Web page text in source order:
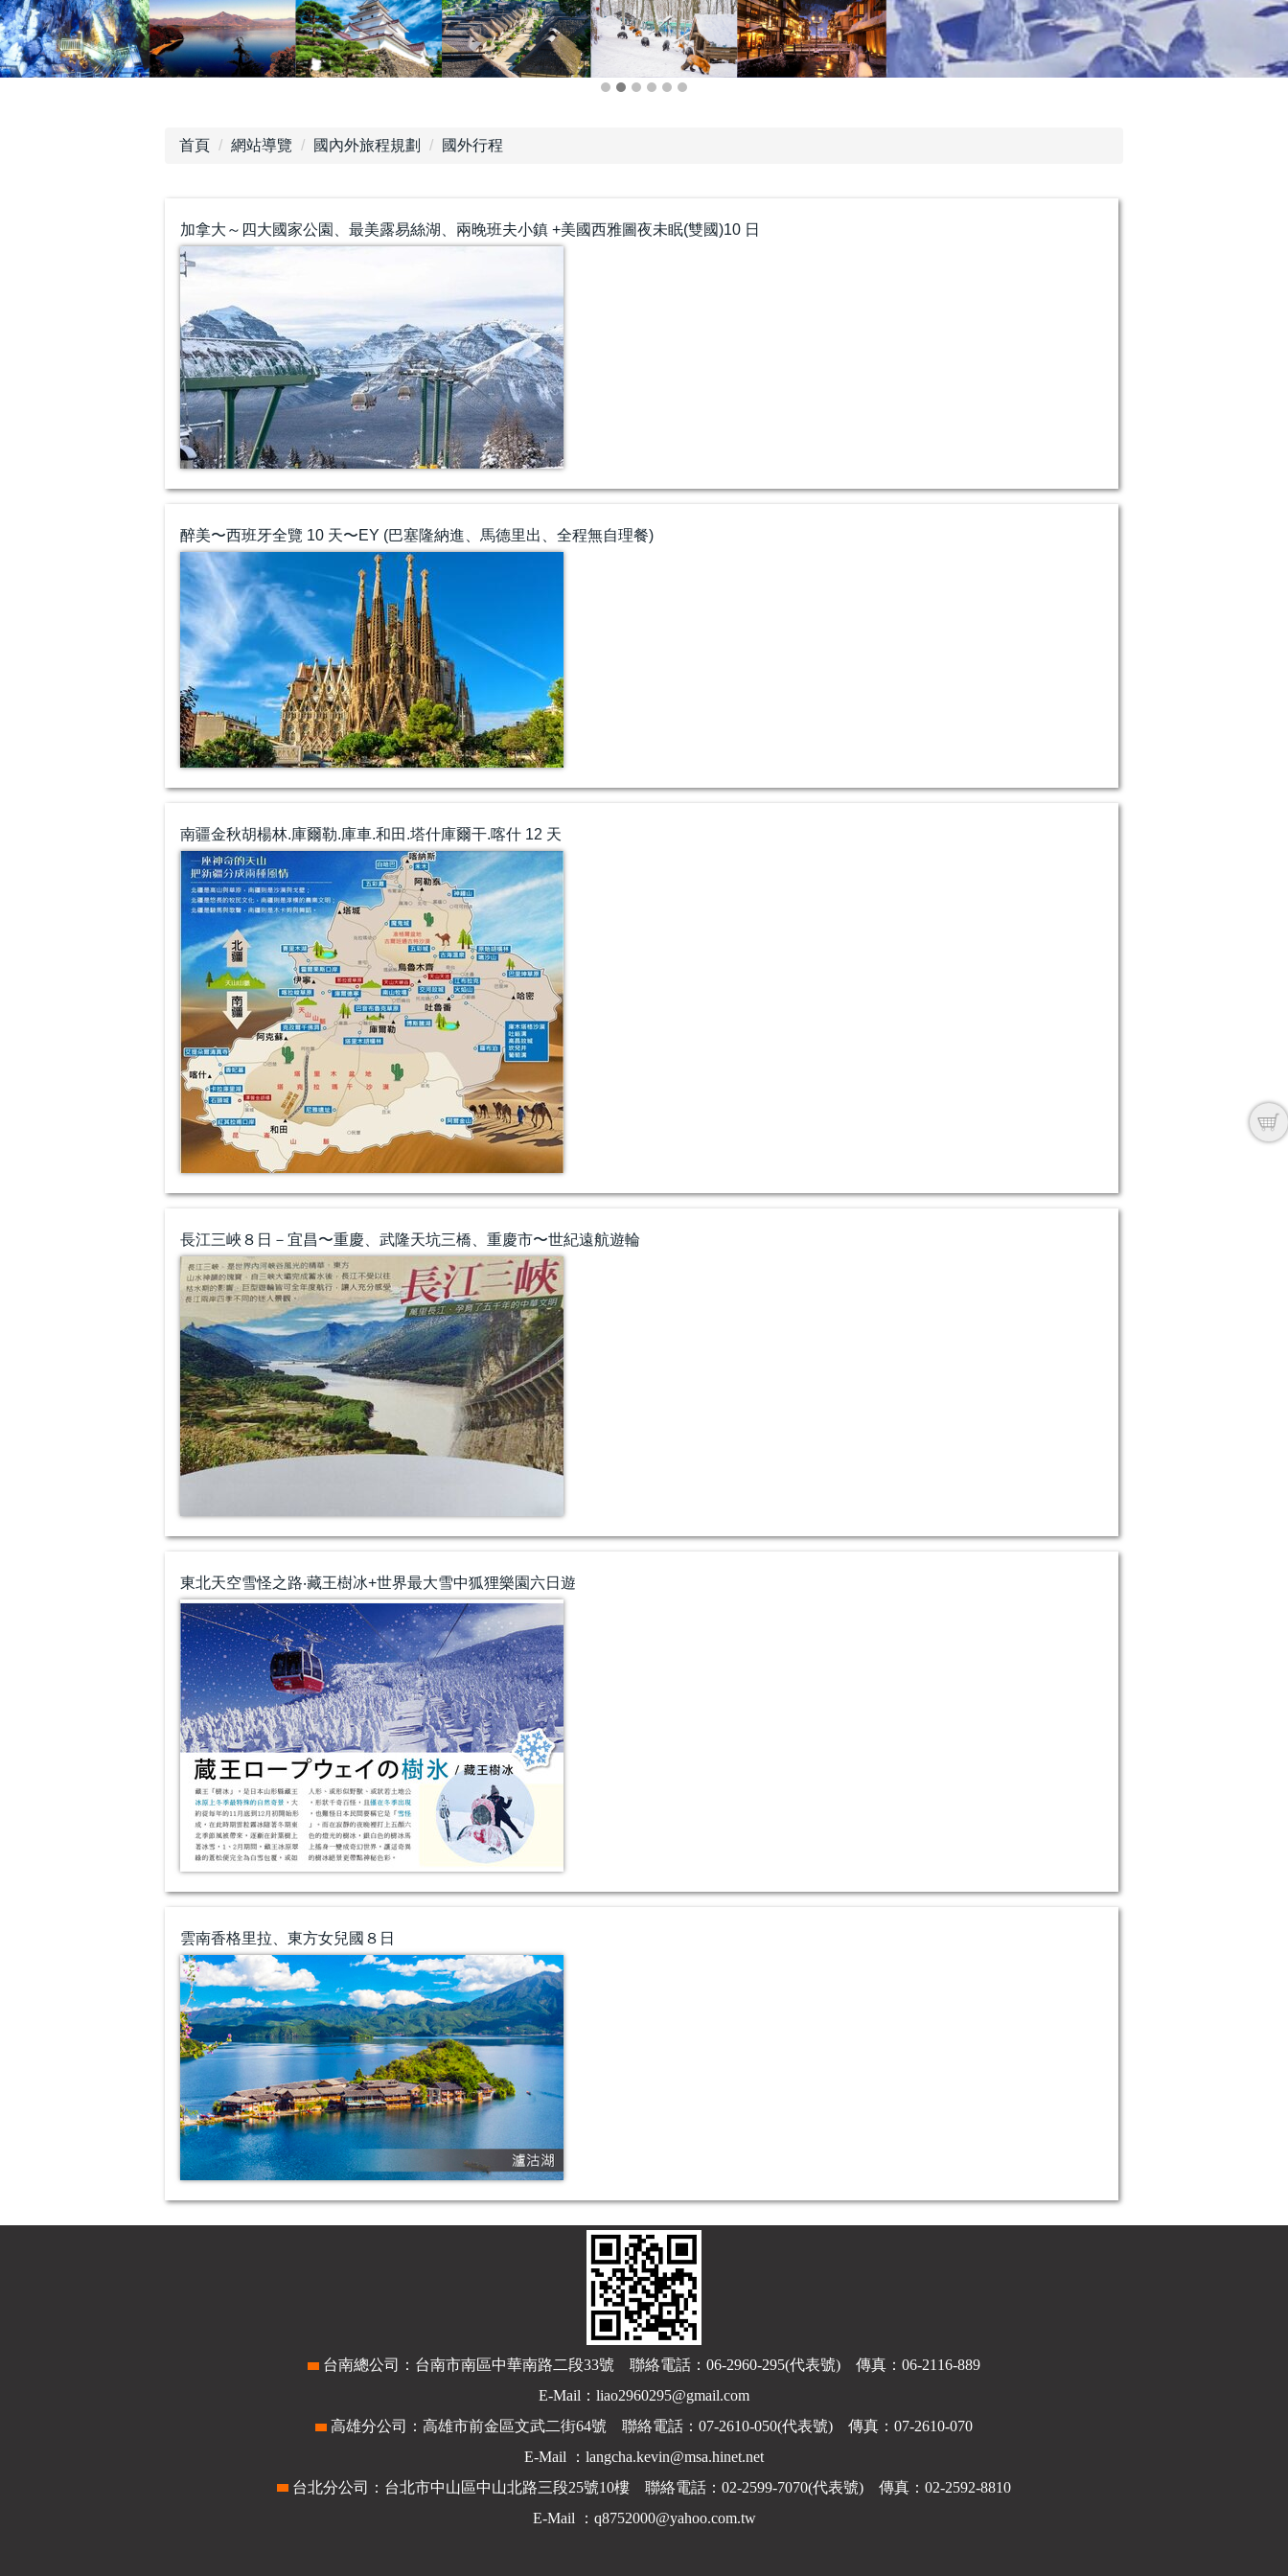
首頁 網站導覽 國內外旅程規劃 國外行程
加拿大～四大國家公園、最美露易絲湖、兩晚班夫小鎮 +美國西雅圖夜未眠(雙國)10 日
醉美〜西班牙全覽 10 天〜EY (巴塞隆納進、馬德里出、全程無自理餐)
南疆金秋胡楊林.庫爾勒.庫車.和田.塔什庫爾干.喀什 12 天
長江三峽８日－宜昌〜重慶、武隆天坑三橋、重慶市〜世紀遠航遊輪
東北天空雪怪之路‧藏王樹冰+世界最大雪中狐狸樂園六日遊
雲南香格里拉、東方女兒國８日
台南總公司：台南市南區中華南路二段33號 聯絡電話：06-2960-295(代表號) 傳真：06-2116-889
E-Mail：liao2960295@gmail.com
高雄分公司：高雄市前金區文武二街64號 聯絡電話：07-2610-050(代表號) 傳真：07-2610-070
E-Mail ： langcha.kevin@msa.hinet.net
台北分公司：台北市中山區中山北路三段25號10樓 聯絡電話：02-2599-7070(代表號) 傳真：02-2592-8810
E-Mail ：q8752000@yahoo.com.tw